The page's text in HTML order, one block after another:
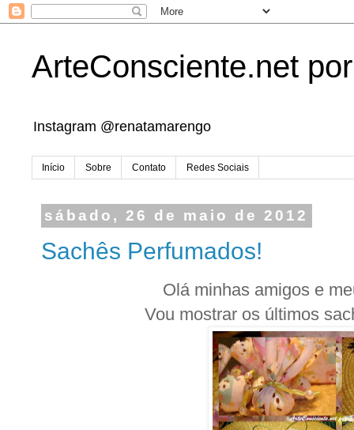
ArteConsciente.net
Instagram @renatamarengo
Início Sobre Contato Redes Sociais
sábado, 26 de maio de 2012
Sachês Perfumados!
Olá minhas amigos e
Vou mostrar os últimos